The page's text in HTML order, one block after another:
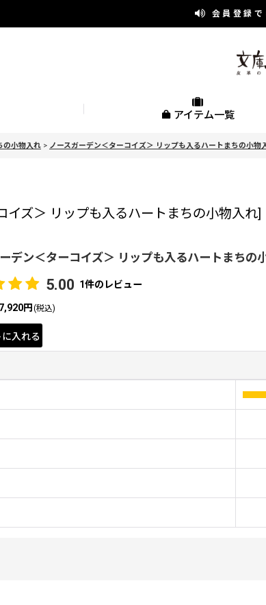
会員登録で
アイテム一覧
の小物入れ > ノースガーデン＜ターコイズ＞ リップも入るハートまちの小物
イズ＞ リップも入るハートまちの小物入れ]
デン＜ターコイズ＞ リップも入るハートまちの
5.00 1件のレビュー
7,920円 (税込)
入れる